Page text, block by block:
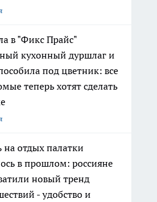
в "Фикс Прайс"
кухонный дуршлаг и
под цветник: все
теперь хотят сделать
на отдых палатки
в прошлом: россияне
новый тренд
- удобство и